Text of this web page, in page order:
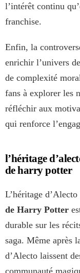
l’intérêt continu
franchise.
Enfin, la
enrichir l’univers
de complexité
fans à explorer les
réfléchir aux
qui renforce
l’héritage
de harry potter
L’héritage
de Harry Potter
durable sur les
saga. Même après
d’Alecto laissent
communauté